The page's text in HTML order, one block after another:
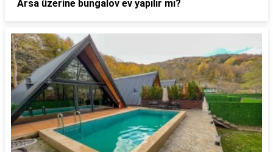
Arsa üzerine bungalov ev yapılır mı?